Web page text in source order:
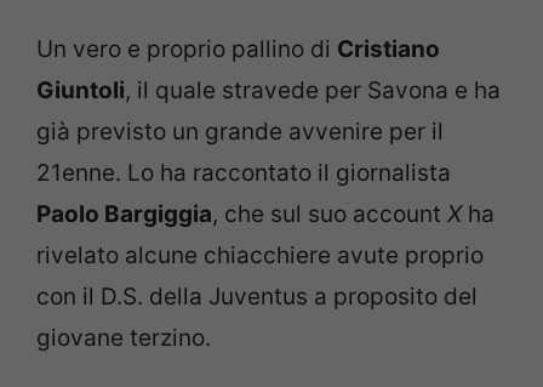
Un vero e proprio pallino di Cristiano
Giuntoli, il quale stravede per Savona e ha
già previsto un grande avvenire per il
21enne. Lo ha raccontato il giornalista
Paolo Bargiggia, che sul suo account X ha
rivelato alcune chiacchiere avute proprio
con il D.S. della Juventus a proposito del
giovane terzino.